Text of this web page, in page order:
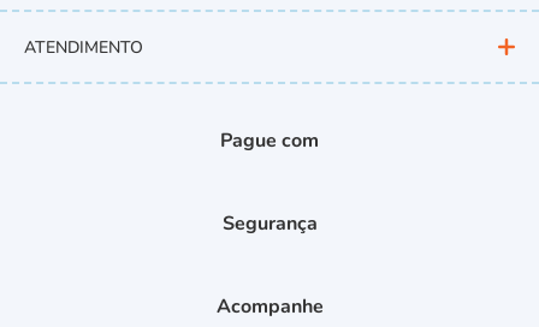
ATENDIMENTO
Pague com
Segurança
Acompanhe